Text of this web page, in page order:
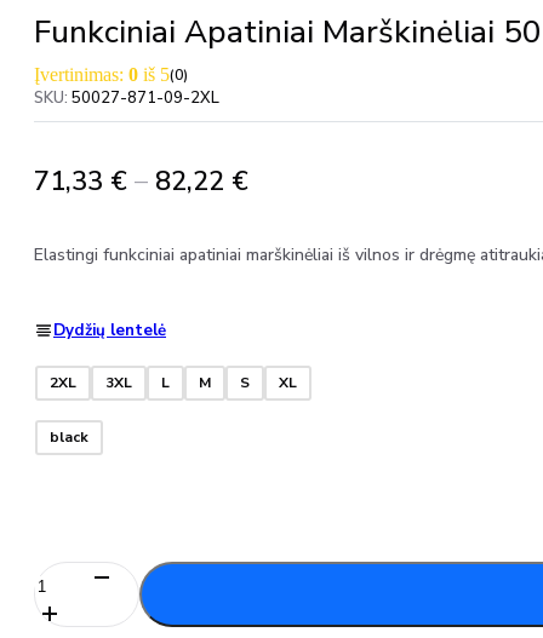
Funkciniai Apatiniai Marškinėliai
Įvertinimas: 0 iš 5(0)
SKU: 50027-871-09-2XL
71,33 € – 82,22 €Price
71,33 €
Elastingi funkciniai apatiniai marškinėliai iš vilnos ir drėgmę
Dydžių lentelė
2XL 3XL L M S XL
black
produkto
kiekis:
Funkciniai